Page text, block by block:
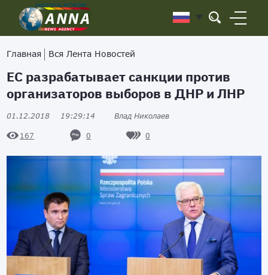
Главная Вся Лента Новостей
ЕС разрабатывает санкции против
организаторов выборов в ДНР и ЛНР
01.12.2018 19:29:14 Влад Николаев
167 0 0